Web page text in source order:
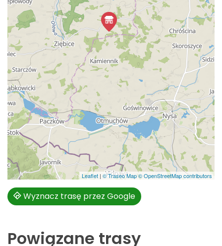
Leaflet | © Traseo Map© OpenStreetMap contributors
Wyznacz trasę przez Google
Powiązane trasy